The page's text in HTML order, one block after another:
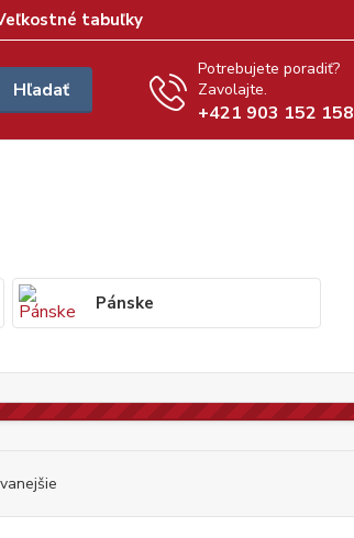
tabuľky
Hľadať
Potrebujete poradiť?
Zavolajte.
+421 903 152 158
Pánske